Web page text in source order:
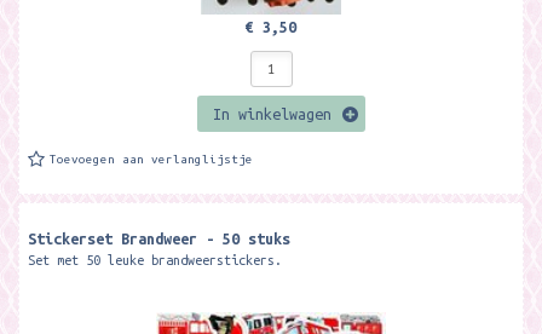
€ 3,50
In winkelwagen
Toevoegen aan verlanglijstje
Stickerset Brandweer - 50 stuks
Set met 50 leuke brandweerstickers.